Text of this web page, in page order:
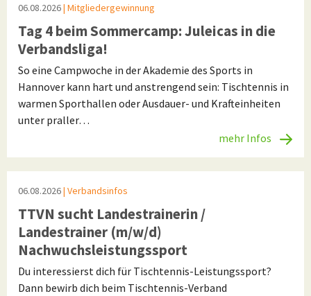
06.08.2026| Mitgliedergewinnung
Tag 4 beim Sommercamp: Juleicas in die
Verbandsliga!
So eine Campwoche in der Akademie des Sports in
Hannover kann hart und anstrengend sein: Tischtennis in
warmen Sporthallen oder Ausdauer- und Krafteinheiten
unter praller…
mehr Infos
06.08.2026| Verbandsinfos
TTVN sucht Landestrainerin /
Landestrainer (m/w/d)
Nachwuchsleistungssport
Du interessierst dich für Tischtennis-Leistungssport?
Dann bewirb dich beim Tischtennis-Verband